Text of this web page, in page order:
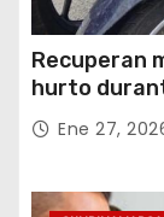
Recuperan
hurto
Rafael Uribe
Ene 27,